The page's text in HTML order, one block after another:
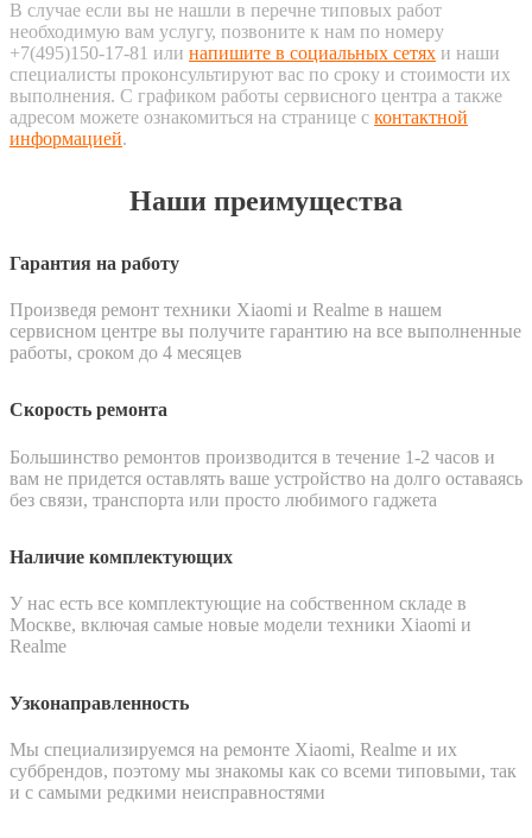
В случае если вы не нашли в перечне типовых работ
необходимую вам услугу, позвоните к нам по номеру
+7(495)150-17-81 или напишите в социальных сетях и наши
специалисты проконсультируют вас по сроку и стоимости их
выполнения. С графиком работы сервисного центра а также
адресом можете ознакомиться на странице с контактной
информацией.
Наши преимущества
Гарантия на работу
Произведя ремонт техники Xiaomi и Realme в нашем
сервисном центре вы получите гарантию на все выполненные
работы, сроком до 4 месяцев
Скорость ремонта
Большинство ремонтов производится в течение 1-2 часов и
вам не придется оставлять ваше устройство на долго оставаясь
без связи, транспорта или просто любимого гаджета
Наличие комплектующих
У нас есть все комплектующие на собственном складе в
Москве, включая самые новые модели техники Xiaomi и
Realme
Узконаправленность
Мы специализируемся на ремонте Xiaomi, Realme и их
суббрендов, поэтому мы знакомы как со всеми типовыми, так
и с самыми редкими неисправностями